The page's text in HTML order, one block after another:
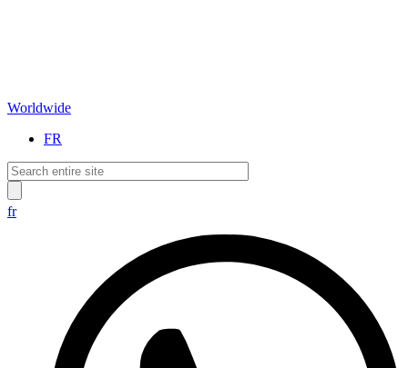
Worldwide
FR
fr